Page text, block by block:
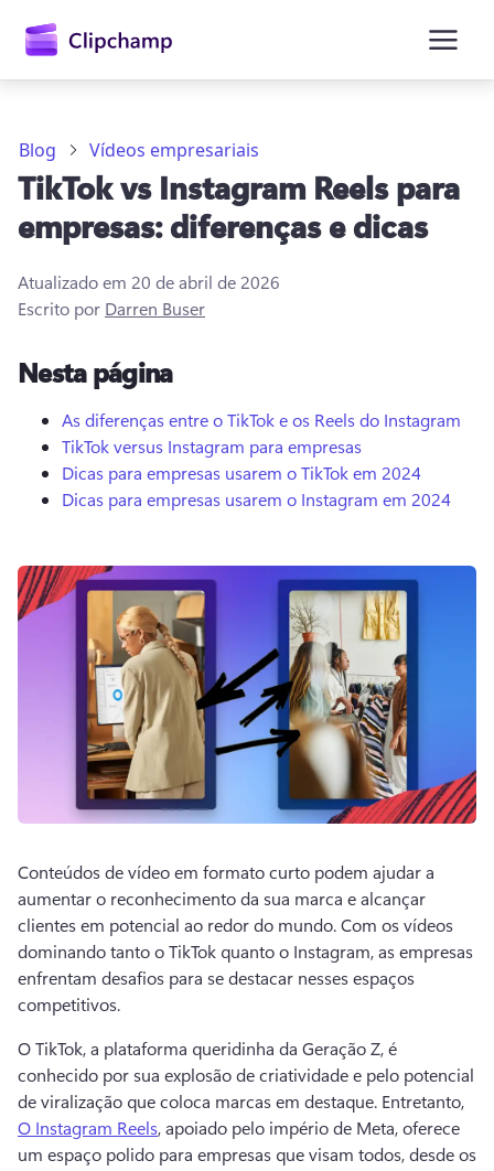
conteúdo
principal
Experimentar gratuitamente
Blog Vídeos empresariais
TikTok vs Instagram Reels para
empresas: diferenças e dicas
Atualizado em 20 de abril de 2026
Escrito por Darren Buser
Nesta página
As diferenças entre o TikTok e os Reels do Instagram
TikTok versus Instagram para empresas
Dicas para empresas usarem o TikTok em 2024
Dicas para empresas usarem o Instagram em 2024
Conteúdos de vídeo em formato curto podem ajudar a
aumentar o reconhecimento da sua marca e alcançar
clientes em potencial ao redor do mundo. Com os vídeos
dominando tanto o TikTok quanto o Instagram, as empresas
enfrentam desafios para se destacar nesses espaços
competitivos.
O TikTok, a plataforma queridinha da Geração Z, é
conhecido por sua explosão de criatividade e pelo potencial
de viralização que coloca marcas em destaque. Entretanto,
O Instagram Reels, apoiado pelo império de Meta, oferece
um espaço polido para empresas que visam todos, desde os